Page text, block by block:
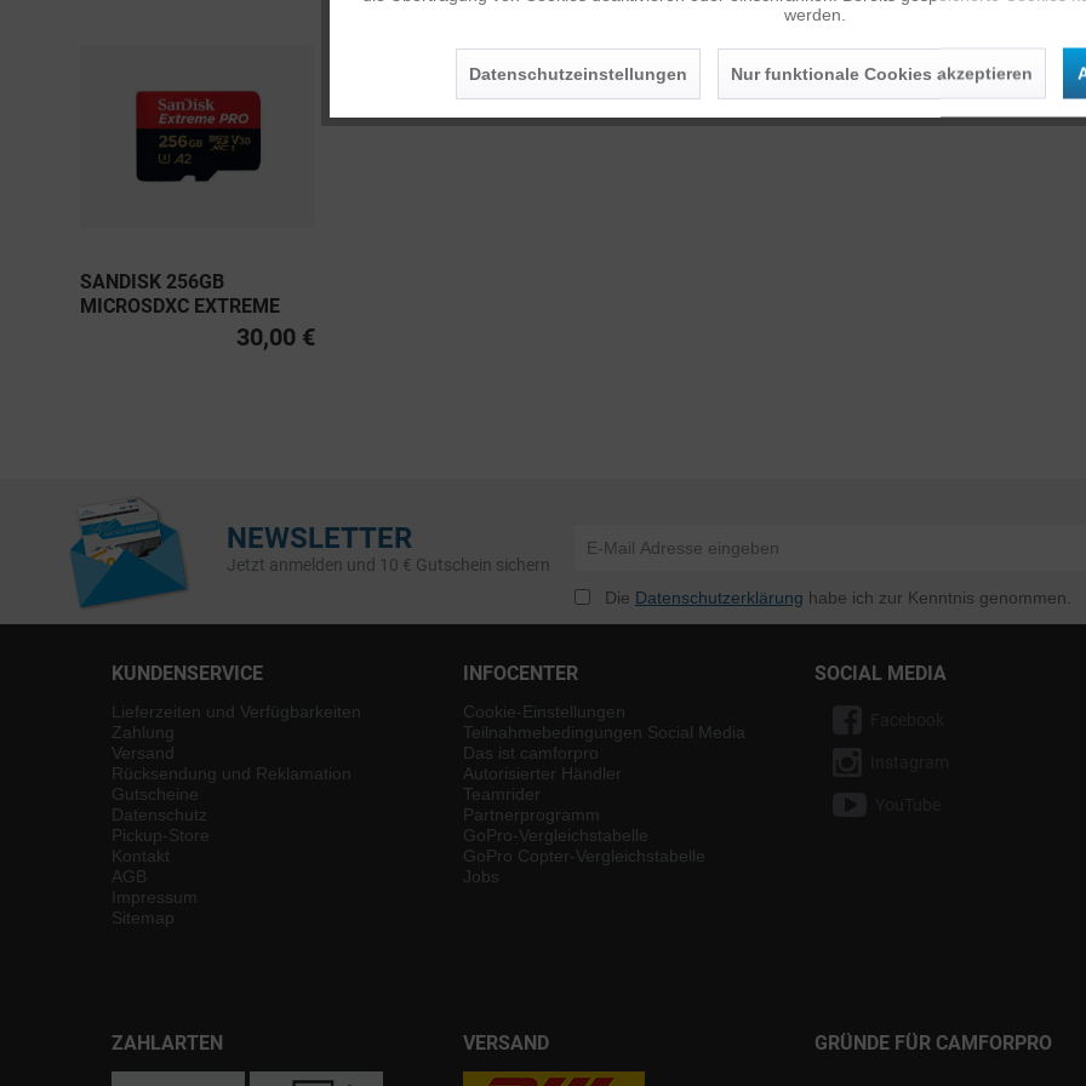
SANDISK 256GB
MICROSDXC EXTREME
PRO UHS-I U3, CLASS 10
30,00 €
NEWSLETTER
Jetzt anmelden und 10 € Gutschein sichern
Die Datenschutzerklärung habe ich zur Kenntnis genommen.
KUNDENSERVICE
Lieferzeiten und Verfügbarkeiten
Zahlung
Versand
Rücksendung und Reklamation
Gutscheine
Datenschutz
Pickup-Store
Kontakt
AGB
Impressum
Sitemap
INFOCENTER
Cookie-Einstellungen
Teilnahmebedingungen Social Media
Das ist camforpro
Autorisierter Händler
Teamrider
Partnerprogramm
GoPro-Vergleichstabelle
GoPro Copter-Vergleichstabelle
Jobs
SOCIAL MEDIA
ZAHLARTEN VERSAND GRÜNDE FÜR CAMFORPRO
Personalisierung
Service
werden.
Datenschutzeinstellungen Nur funktionale Cookies akzeptieren